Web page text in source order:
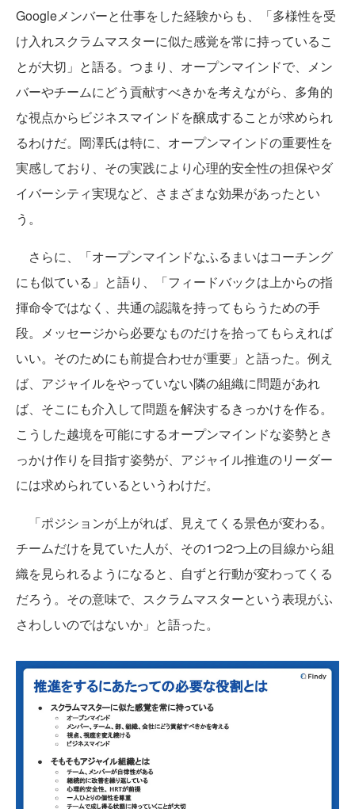
Googleメンバーと仕事をした経験からも、「多様性を受
け入れスクラムマスターに似た感覚を常に持っているこ
とが大切」と語る。つまり、オープンマインドで、メン
バーやチームにどう貢献すべきかを考えながら、多角的
な視点からビジネスマインドを醸成することが求められ
るわけだ。岡澤氏は特に、オープンマインドの重要性を
実感しており、その実践により心理的安全性の担保やダ
イバーシティ実現など、さまざまな効果があったとい
う。
さらに、「オープンマインドなふるまいはコーチング
にも似ている」と語り、「フィードバックは上からの指
揮命令ではなく、共通の認識を持ってもらうための手
段。メッセージから必要なものだけを拾ってもらえれば
いい。そのためにも前提合わせが重要」と語った。例え
ば、アジャイルをやっていない隣の組織に問題があれ
ば、そこにも介入して問題を解決するきっかけを作る。
こうした越境を可能にするオープンマインドな姿勢とき
っかけ作りを目指す姿勢が、アジャイル推進のリーダー
には求められているというわけだ。
「ポジションが上がれば、見えてくる景色が変わる。
チームだけを見ていた人が、その1つ2つ上の目線から組
織を見られるようになると、自ずと行動が変わってくる
だろう。その意味で、スクラムマスターという表現がふ
さわしいのではないか」と語った。